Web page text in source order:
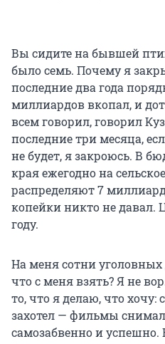
Вы сидите на бывшей
было семь. Почему я
последние два года
миллиардов вкопал, и
всем говорил, говорил
последние три месяца,
не будет, я закроюсь. В
края ежегодно на
распределяют 7
копейки никто не давал.
году.
На меня сотни уголовных
что с меня взять? Я не
то, что я делаю, что
захотел — фильмы
самозабвенно и успешно.